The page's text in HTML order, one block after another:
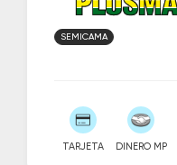
SEMICAMA
TARJETA DINERO MP